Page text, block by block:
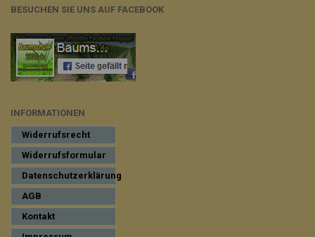
BESUCHEN SIE UNS AUF FACEBOOK
INFORMATIONEN
Widerrufsrecht
Widerrufsformular
Datenschutzerklärung
AGB
Kontakt